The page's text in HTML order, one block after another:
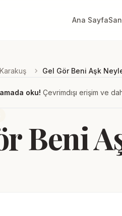
Ana Sayfa
chevron_right Gel Gör Beni Aşk
oku! Çevrimdışı erişim ve
Beni